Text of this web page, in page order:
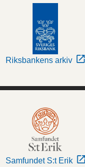
Riksbankens arkiv
Samfundet S:t Erik